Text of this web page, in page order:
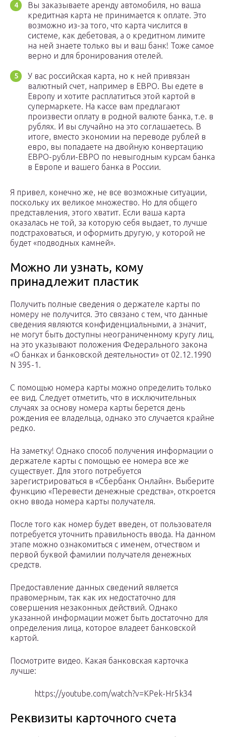
Вы заказываете аренду автомобиля, но ваша
кредитная карта не принимается к оплате. Это
возможно из-за того, что карта числится в
системе, как дебетовая, а о кредитном лимите
на ней знаете только вы и ваш банк! Тоже самое
верно и для бронирования отелей.
У вас российская карта, но к ней привязан
валютный счет, например в ЕВРО. Вы едете в
Европу и хотите расплатиться этой картой в
супермаркете. На кассе вам предлагают
произвести оплату в родной валюте банка, т.е. в
рублях. И вы случайно на это соглашаетесь. В
итоге, вместо экономии на переводе рублей в
евро, вы попадаете на двойную конвертацию
ЕВРО-рубли-ЕВРО по невыгодным курсам банка
в Европе и вашего банка в России.
Я привел, конечно же, не все возможные ситуации,
поскольку их великое множество. Но для общего
представления, этого хватит. Если ваша карта
оказалась не той, за которую себя выдает, то лучше
подстраховаться, и оформить другую, у которой не
будет «подводных камней».
Можно ли узнать, кому
принадлежит пластик
Получить полные сведения о держателе карты по
номеру не получится. Это связано с тем, что данные
сведения являются конфиденциальными, а значит,
не могут быть доступны неограниченному кругу лиц,
на это указывают положения Федерального закона
«О банках и банковской деятельности» от 02.12.1990
N 395-1.
С помощью номера карты можно определить только
ее вид. Следует отметить, что в исключительных
случаях за основу номера карты берется день
рождения ее владельца, однако это случается крайне
редко.
На заметку! Однако способ получения информации о
держателе карты с помощью ее номера все же
существует. Для этого потребуется
зарегистрироваться в «Сбербанк Онлайн». Выберите
функцию «Перевести денежные средства», откроется
окно ввода номера карты получателя.
После того как номер будет введен, от пользователя
потребуется уточнить правильность ввода. На данном
этапе можно ознакомиться с именем, отчеством и
первой буквой фамилии получателя денежных
средств.
Предоставление данных сведений является
правомерным, так как их недостаточно для
совершения незаконных действий. Однако
указанной информации может быть достаточно для
определения лица, которое владеет банковской
картой.
Посмотрите видео. Какая банковская карточка
лучше:
https://youtube.com/watch?v=KPek-Hr5k34
Реквизиты карточного счета